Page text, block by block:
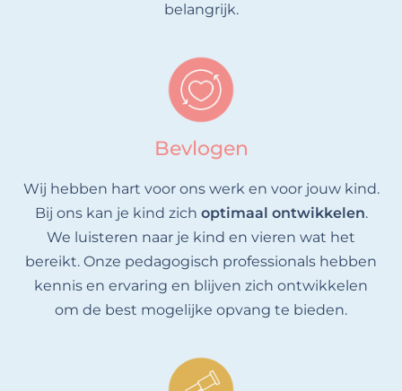
belangrijk.
Bevlogen
Wij hebben hart voor ons werk en voor jouw kind.
Bij ons kan je kind zich optimaal ontwikkelen.
We luisteren naar je kind en vieren wat het
bereikt. Onze pedagogisch professionals hebben
kennis en ervaring en blijven zich ontwikkelen
om de best mogelijke opvang te bieden.